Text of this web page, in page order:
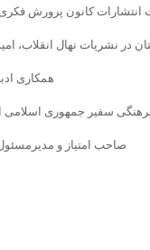
کانون پرورش فکری
در نشریات نهال انقلاب،
همکاری
سفیر جمهوری اسلامی
صاحب امتیاز و